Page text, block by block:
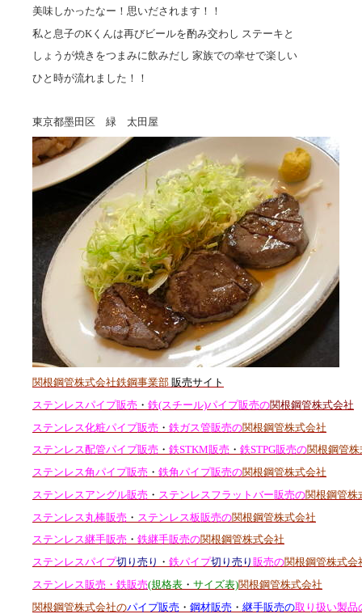
美味しかったなー！思いだされます！！
私と息子のKくんは再びビールを酌み交わし ステーキと
しょうが焼きをつまみに飲みだし 家族での幸せで楽しい
ひと時が流れました！！
東京都墨田区 緑 太田屋
関根鋼管株式会社鉄鋼事業部 販売サイト
ステンレスパイプ販売 ・ 鉄(スチール)パイプ販売の関根鋼管株式会社
ステンレス化粧パイプ販売 ・ 鉄ガス管販売の関根鋼管株式会社
ステンレス配管パイプ販売 ・ 鉄STKM販売 ・ 鉄STPG販売の関根鋼管
ステンレス角パイプ販売 ・ 鉄角パイプ販売の関根鋼管株式会社
ステンレスアングル販売 ・ ステンレスフラットバー販売の関根鋼管株
ステンレス丸棒販売 ・ ステンレス板販売の関根鋼管株式会社
ステンレス継手販売 ・ 鉄継手販売の関根鋼管株式会社
ステンレスパイプ切り売り ・ 鉄パイプ切り売り 販売の関根鋼管株式会
ステンレス販売・鉄販売(規格表 ・ サイズ表)関根鋼管株式会社
関根鋼管株式会社のパイプ販売 ・ 鋼材販売 ・ 継手販売の取り扱い製品